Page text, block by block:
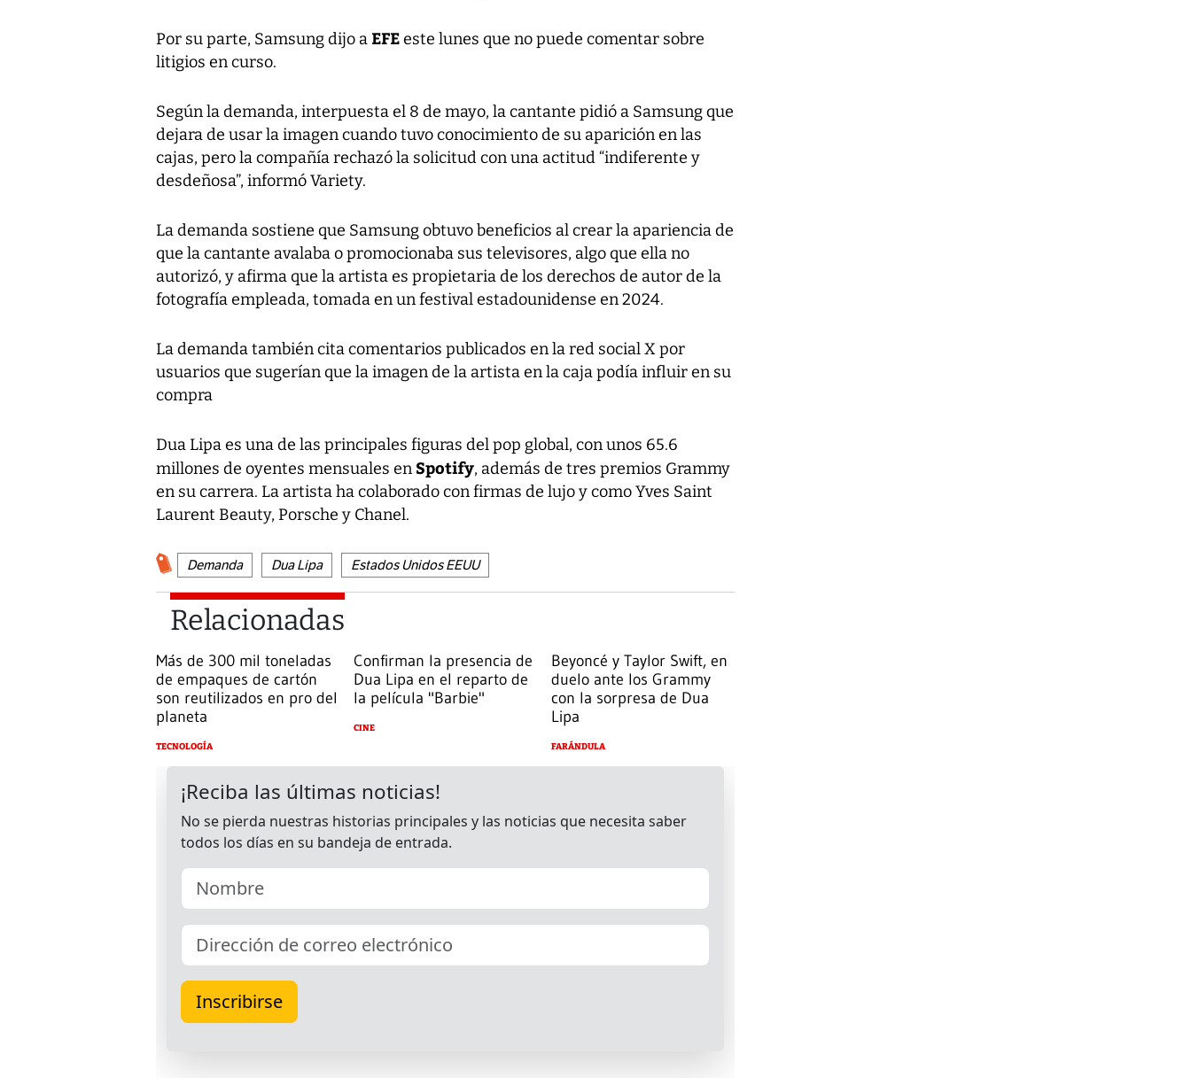
Por su parte, Samsung dijo a EFEeste lunes que no puede comentar sobre
litigios en curso.
Según la demanda, interpuesta el 8 de mayo, la cantante pidió a Samsung que
dejara de usar la imagen cuando tuvo conocimiento de su aparición en las
cajas, pero la compañía rechazó la solicitud con una actitud “indiferente y
desdeñosa”, informó Variety.
La demanda sostiene que Samsung obtuvo beneficios al crear la apariencia de
que la cantante avalaba o promocionaba sus televisores, algo que ella no
autorizó, y afirma que la artista es propietaria de los derechos de autor de la
fotografía empleada, tomada en un festival estadounidense en 2024.
La demanda también cita comentarios publicados en la red social X por
usuarios que sugerían que la imagen de la artista en la caja podía influir en su
compra
Dua Lipa es una de las principales figuras del pop global, con unos 65.6
millones de oyentes mensuales en Spotify, además de tres premios Grammy
en su carrera. La artista ha colaborado con firmas de lujo y como Yves Saint
Laurent Beauty, Porsche y Chanel.
Demanda Dua Lipa Estados Unidos EEUU
Relacionadas
Más de 300 mil toneladas
de empaques de cartón
son reutilizados en pro del
planeta
TECNOLOGÍA
Confirman la presencia de
Dua Lipa en el reparto de
la película "Barbie"
CINE
Beyoncé y Taylor Swift, en
duelo ante los Grammy
con la sorpresa de Dua
Lipa
FARÁNDULA